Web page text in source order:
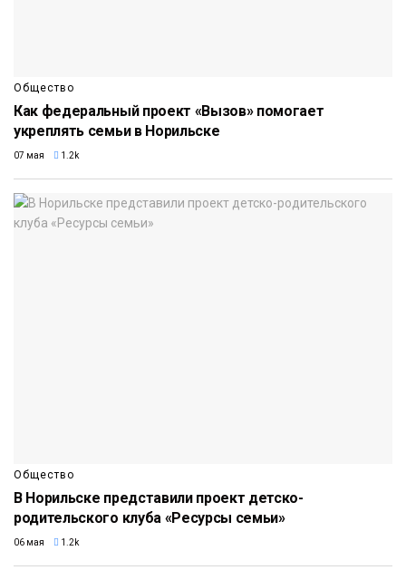
Общество
Как федеральный проект «Вызов» помогает
укреплять семьи в Норильске
07 мая 1.2k
Общество
В Норильске представили проект детско-
родительского клуба «Ресурсы семьи»
06 мая 1.2k